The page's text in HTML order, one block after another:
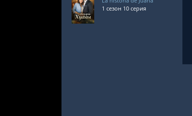
1 сезон 10 серия